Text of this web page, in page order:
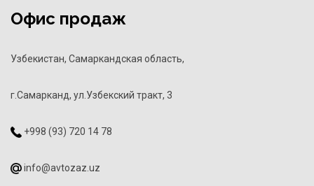
Офис продаж
Узбекистан, Самаркандская область,
г.Самарканд, ул.Узбекский тракт, 3
+998 (93) 720 14 78
info@avtozaz.uz